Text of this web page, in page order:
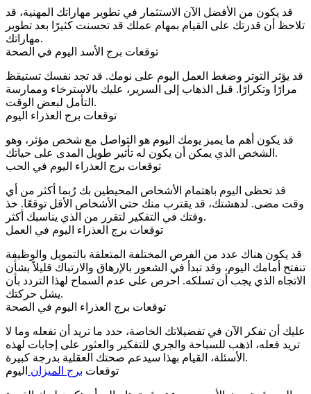
قد يكون من الأفضل الآن الاستثمار في تطوير مهاراتك المهنية، قد
تلاحظ أن قدرتك على القيام بمهام عملك قد تحسنت كثيرًا بعد تطوير
مهاراتك.
توقعات برج الأسد اليوم في الصحة
قد يؤثر التوتر وضغط العمل اليوم على نومك. قد تجد نفسك تستيقظ
مرارًا وتكرارًا. قبل الذهاب إلى السرير، عليك بالاسترخاء وممارسة
التأمل لبعض الوقت.
توقعات برج العذراء اليوم
قد يكون أهم ما يميز يومك اليوم هو التواصل مع شخص مؤثر، وهو
الشخص الذي يمكن أن يكون له تأثير طويل المدى على حياتك.
توقعات برج العذراء اليوم في الحب
قد تحظى اليوم باهتمام الأشخاص المحيطين بك رُبما أكثر من أي
وقت مضى. لدهشتك، قد يقترب منك حتى الأشخاص الأقل توقعًا. خذ
وقتك في التفكير لتقرر من الذي يناسبك أكثر.
توقعات برج العذراء اليوم في العمل
قد يكون هناك عدد من الفرص المختلفة المتعلقة بالتمويل والوظيفة
تنفتح أمامك اليوم، وقد تبدأ في الشعور بالإرهاق والارتباك قليلاً بشأن
الاتجاه الذي يجب أن تسلكه. احرص على عدم السماح لهذا التردد بأن
يشل حركتك.
توقعات برج العذراء اليوم في الصحة
عليك أن تفكر الآن في تفضيلاتك الخاصة، حدد ما تريد أن تفعله وما لا
تريد فعله، اذهب للسباحة والجري للتفكير والعثور على إجابات لهذه
الأسئلة، القيام بهذا سيدعم صحتك العقلية بدرجة كبيرة.
توقعات برج الميزان اليوم